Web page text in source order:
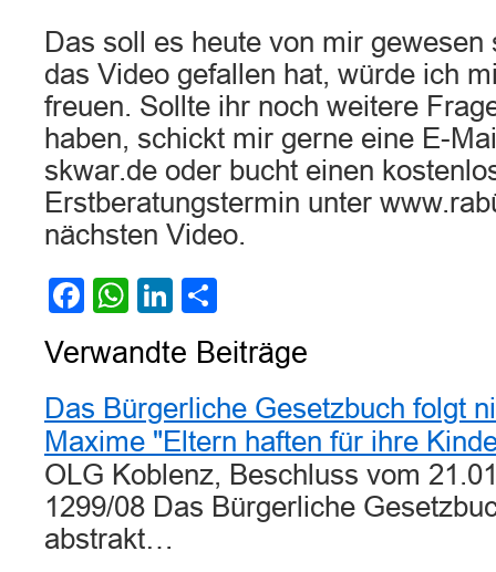
Das soll es heute von mir gewesen
das Video gefallen hat, würde ich
freuen. Sollte ihr noch weitere
haben, schickt mir gerne eine E-
skwar.de oder bucht einen
Erstberatungstermin unter
nächsten Video.
Facebook
WhatsApp
LinkedIn
Verwandte Beiträge
Das Bürgerliche Gesetzbuch folgt
Maxime "Eltern haften für ihre
OLG Koblenz, Beschluss vom
1299/08 Das Bürgerliche
abstrakt…